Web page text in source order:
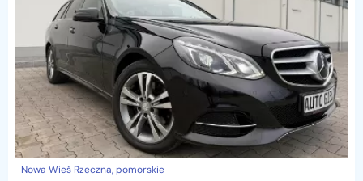
Nowa Wieś Rzeczna, pomorskie